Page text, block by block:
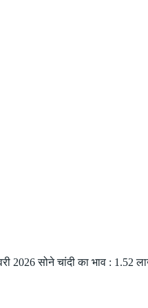
2026 सोने चांदी का भाव : 1.52